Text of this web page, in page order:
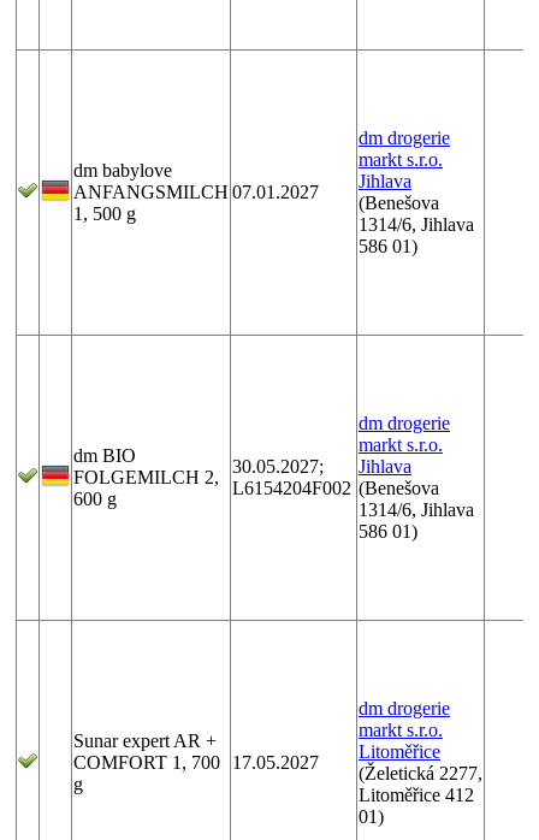
dm babylove
ANFANGSMILCH
1, 500 g
07.01.2027
dm drogerie
markt s.r.o.
Jihlava
(Benešova
1314/6, Jihlava
586 01)
dm BIO
FOLGEMILCH 2,
600 g
30.05.2027;
L6154204F002
dm drogerie
markt s.r.o.
Jihlava
(Benešova
1314/6, Jihlava
586 01)
Sunar expert AR +
COMFORT 1, 700
g
17.05.2027
dm drogerie
markt s.r.o.
Litoměřice
(Želetická 2277,
Litoměřice 412
01)